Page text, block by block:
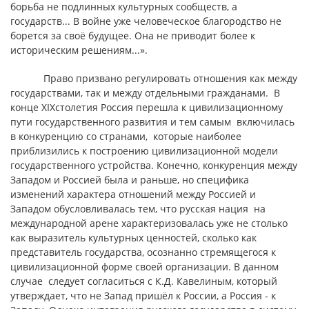
борьба не подлинных культурных сообществ, а
государств... В войне уже человеческое благородство не
борется за своё будущее. Она не приводит более к
историческим решениям...».
Право призвано регулировать отношения как между
государствами, так и между отдельными гражданами. В
конце XIXстолетия Россия перешла к цивилизационному
пути государственного развития и тем самым включилась
в конкуренцию со странами, которые наиболее
приблизились к построению цивилизационной модели
государственного устройства. Конечно, конкуренция между
Западом и Россией была и раньше, но специфика
изменений характера отношений между Россией и
Западом обусловливалась тем, что русская нация на
международной арене характеризовалась уже не столько
как выразитель культурных ценностей, сколько как
представитель государства, осознанно стремящегося к
цивилизационной форме своей организации. В данном
случае следует согласиться с К.Д. Кавелиным, который
утверждает, что не Запад пришёл к России, а Россия - к